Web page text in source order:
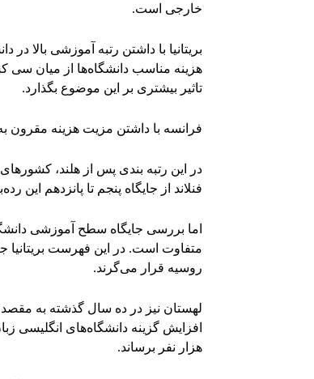
خارجی است.
بریتانیا با داشتن رتبه آموزشی بالا
هزینه مناسب دانشگاه‌ها از میان سی
تاثیر بیشتری بر این موضوع بگذارد.
فرانسه با داشتن مزیت هزینه مقرون
در این رتبه بندی پس از هلند، کشورهای
فنلاند از جایگاه پنجم تا پانزدهم این
اما بررسی جایگاه سطح آموزشی
متفاوت است. در این فهرست بریتانیا
روسیه قرار می‌گرند.
لهستان نیز در ده سال گذشته به
هزار نفر برساند.